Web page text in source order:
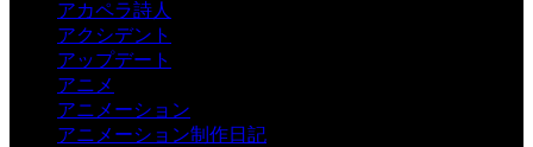
アカペラ詩人
アクシデント
アップデート
アニメ
アニメーション
アニメーション制作日記